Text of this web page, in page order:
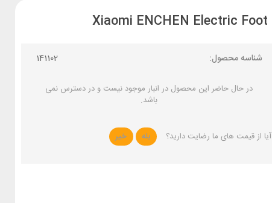
شناسه محصول: 141102
در حال حاضر این محصول در انبار موجود نیست و در دسترس نمی
باشد.
آیا از قیمت های ما رضایت دارید؟ بله خیر